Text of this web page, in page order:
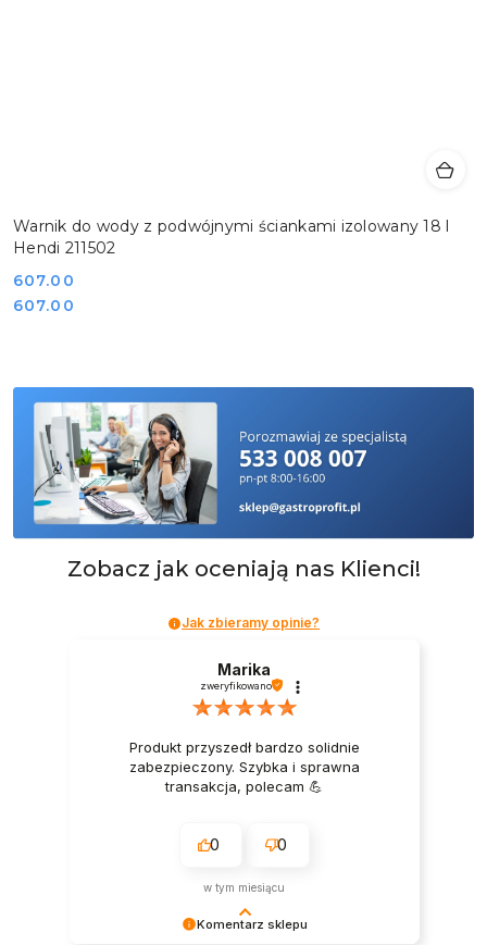
Warnik do wody z podwójnymi ściankami izolowany 18 l
Hendi 211502
Cena:
607.00
Cena:
607.00
Zobacz jak oceniają nas Klienci!
Jak zbieramy opinie?
Komentarz sklepu
Marika
zweryfikowano
Produkt przyszedł bardzo solidnie
zabezpieczony. Szybka i sprawna
transakcja, polecam 💪
0 0
w tym miesiącu